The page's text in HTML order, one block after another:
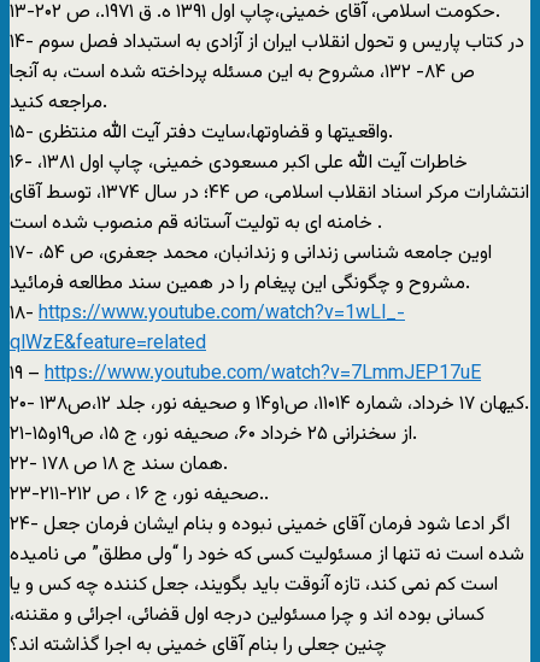
۱۳-حکومت اسلامی، آقای خمينی،چاپ اول ۱۳۹۱ ه. ق ۱۹۷۱.، ص ۲۰۲.
۱۴- در کتاب پاريس و تحول انقلاب ايران از آزادی به استبداد فصل سوم
ص ۸۴- ۱۳۲، مشروح به اين مسئله پرداخته شده است، به آنجا
مراجعه کنيد.
۱۵- واقعيتها و قضاوتها،سايت دفتر آيت الله منتظری.
۱۶- خاطرات آيت الله علی اکبر مسعودی خمينی، چاپ اول ۱۳۸۱،
انتشارات مرکر اسناد انقلاب اسلامی، ص ۴۴؛ در سال ۱۳۷۴، توسط آقای
خامنه ای به توليت آستانه قم منصوب شده است .
۱۷- اوين جامعه شناسی زندانی و زندانبان، محمد جعفری، ص ۵۴،
مشروح و چگونگی اين پيغام را در همين سند مطالعه فرمائيد.
۱۸- https://www.youtube.com/watch?v=1wLl_-
qlWzE&feature=related
۱۹ – https://www.youtube.com/watch?v=7LmmJEP17uE
۲۰- کيهان ۱۷ خرداد، شماره ۱۱۰۱۴، ص۱و۱۴ و صحيفه نور، جلد ۱۲،ص۱۳۸.
۲۱-از سخنرانی ۲۵ خرداد ۶۰، صحيفه نور، ج ۱۵، ص۱۹و۱۵.
۲۲- همان سند ج ۱۸ ص ۱۷۸.
۲۳-صحيفه نور، ج ۱۶ ، ص ۲۱۲-۲۱۱..
۲۴- اگر ادعا شود فرمان آقای خمينی نبوده و بنام ايشان فرمان جعل
شده است نه تنها از مسئوليت کسی که خود را “ولی مطلق” می ناميده
است کم نمی کند، تازه آنوقت بايد بگويند، جعل کننده چه کس و يا
کسانی بوده اند و چرا مسئولين درجه اول قضائی، اجرائی و مقننه،
چنين جعلی را بنام آقای خمينی به اجرا گذاشته اند؟